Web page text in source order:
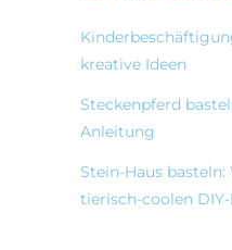
kreative Ideen
Steckenpferd
Anleitung
Stein-Haus
tierisch-coolen